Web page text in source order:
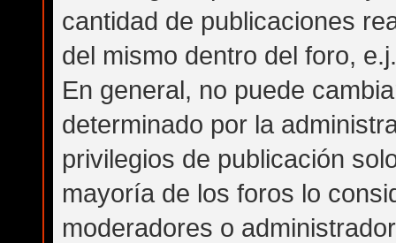
cantidad de publicaciones
del mismo dentro del foro,
En general, no puede
determinado por la
privilegios de publicación
mayoría de los foros lo
moderadores o